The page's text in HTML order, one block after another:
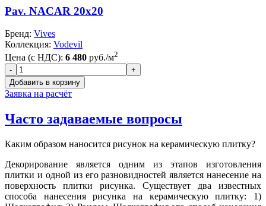
Pav. NACAR 20x20
Бренд: Vives
Коллекция: Vodevil
Цена (с НДС): 6 480 руб./м2
Заявка на расчёт
Часто задаваемые вопросы
Каким образом наносится рисунок на керамическую плитку?
Декорирование является одним из этапов изготовления
плитки и одной из его разновидностей является нанесение на
поверхность плитки рисунка. Существует два известных
способа нанесения рисунка на керамическую плитку: 1)